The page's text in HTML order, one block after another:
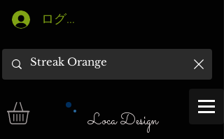
ログイン
Loca Design